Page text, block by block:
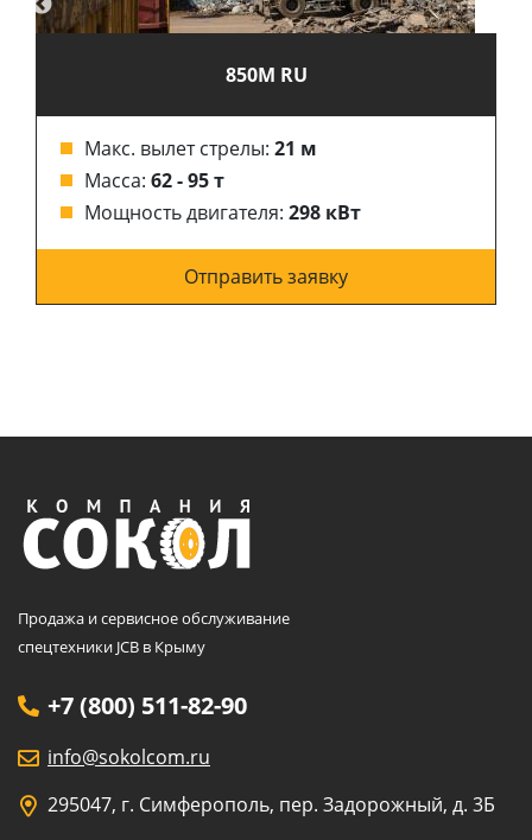
850M RU
Макс. вылет стрелы: 21 м
Масса: 62 - 95 т
Мощность двигателя: 298 кВт
Отправить заявку
Продажа и сервисное обслуживание
спецтехники JCB в Крыму
+7 (800) 511-82-90
info@sokolcom.ru
295047, г. Симферополь, пер. Задорожный, д. 3Б